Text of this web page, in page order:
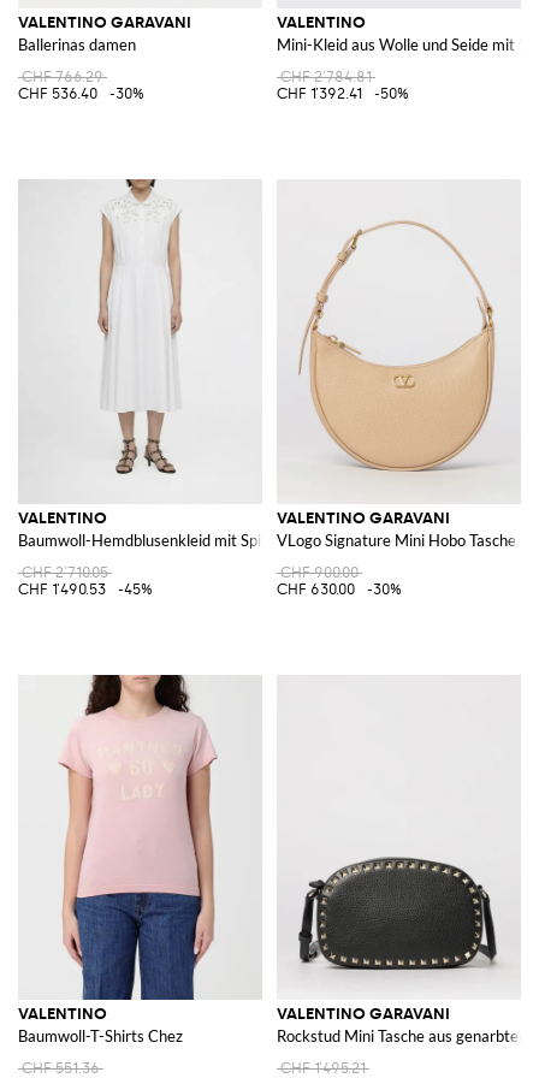
VALENTINO GARAVANI
Ballerinas damen
CHF 766.29
CHF 536.40
-30%
VALENTINO
Mini-Kleid aus Wolle und Seide mit
CHF 2'784.81
CHF 1'392.41
-50%
VALENTINO
Baumwoll-Hemdblusenkleid mit Spitzeneinsätzen
CHF 2'710.05
CHF 1'490.53
-45%
VALENTINO GARAVANI
VLogo Signature Mini Hobo Tasche
CHF 900.00
CHF 630.00
-30%
VALENTINO
Baumwoll-T-Shirts Chez
CHF 551.36
VALENTINO GARAVANI
Rockstud Mini Tasche aus genarbtem
CHF 1'495.21